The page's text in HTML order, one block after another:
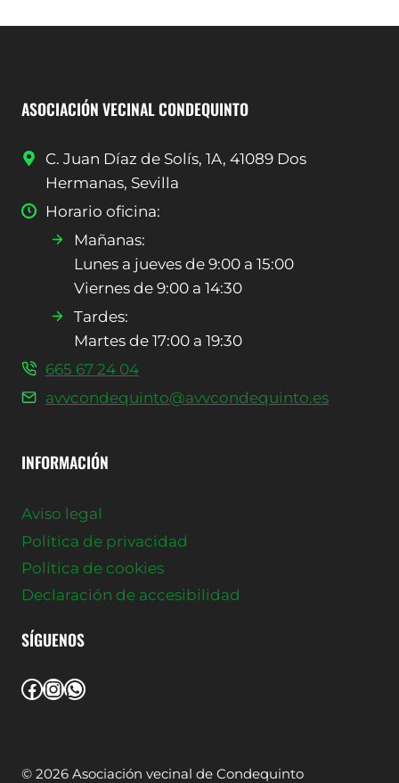
ASOCIACIÓN VECINAL CONDEQUINTO
C. Juan Díaz de Solís, 1A, 41089 Dos
Hermanas, Sevilla
Horario oficina:
Mañanas:
Lunes a jueves de 9:00 a 15:00
Viernes de 9:00 a 14:30
Tardes:
Martes de 17:00 a 19:30
665 67 24 04
avvcondequinto@avvcondequinto.es
INFORMACIÓN
Aviso legal
Política de privacidad
Política de cookies
Declaración de accesibilidad
SÍGUENOS
Facebook
Instagram
WhatsApp
© 2026 Asociación vecinal de Condequinto